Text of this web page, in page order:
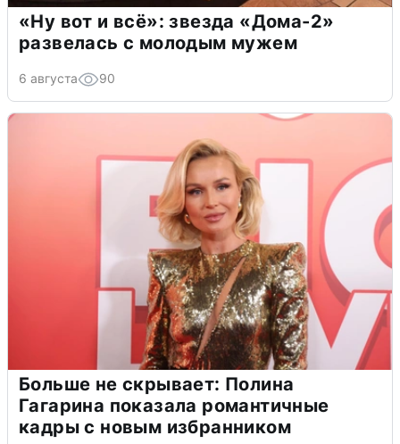
«Ну вот и всё»: звезда «Дома-2»
развелась с молодым мужем
6 августа 90
Больше не скрывает: Полина
Гагарина показала романтичные
кадры с новым избранником